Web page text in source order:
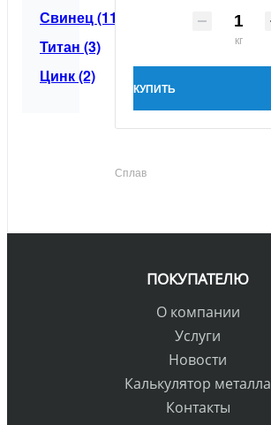
Свинец (11)
Титан (3)
Цинк (2)
кг
КУПИТЬ
Сплав
ПОКУПАТЕЛЮ
О компании
Услуги
Новости
Калькулятор металла
Контакты